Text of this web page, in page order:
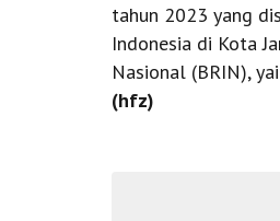
tahun 2023 yang
Indonesia di Kota
Nasional (BRIN),
(hfz)